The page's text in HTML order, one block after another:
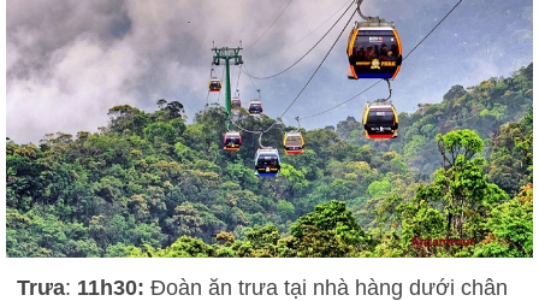
Trưa: 11h30: Đoàn ăn trưa tại nhà hàng dưới chân